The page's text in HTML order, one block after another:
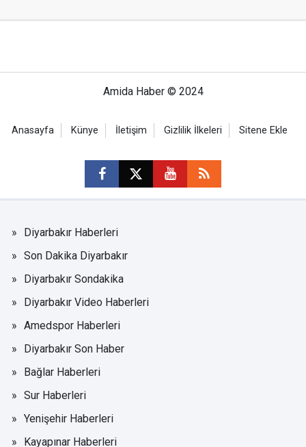
Amida Haber © 2024
Anasayfa Künye İletişim Gizlilik İlkeleri Sitene Ekle
Diyarbakır Haberleri
Son Dakika Diyarbakır
Diyarbakır Sondakika
Diyarbakır Video Haberleri
Amedspor Haberleri
Diyarbakır Son Haber
Bağlar Haberleri
Sur Haberleri
Yenişehir Haberleri
Kayapınar Haberleri